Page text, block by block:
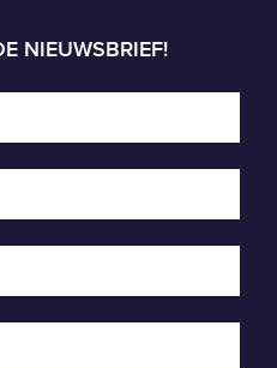
NIEUWSBRIEF!